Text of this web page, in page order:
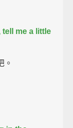
me a little
。